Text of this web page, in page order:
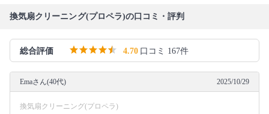
換気扇クリーニング(プロペラ)の口コミ・評判
総合評価 4.70 口コミ 167件
Emaさん(40代) 2025/10/29
換気扇クリーニング(プロペラ)